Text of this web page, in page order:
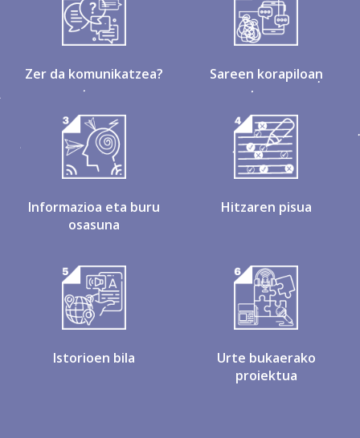
Zer da komunikatzea? Sareen korapiloan
Informazioa eta buru
osasuna
Hitzaren pisua
Istorioen bila
Urte bukaerako
proiektua